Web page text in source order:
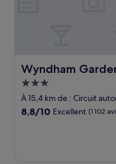
Wyndham
Wyndham Garden
Hébergement
3.0 étoiles
À 15,4 km de : Circuit
8.8
8,8/10 Excellent (1 102